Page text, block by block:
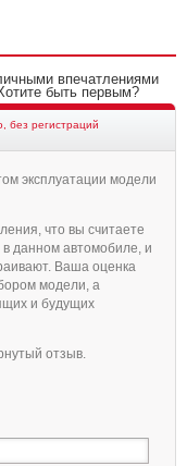
впечатлениями
Хотите быть первым?
без регистраций
эксплуатации модели
что вы считаете
данном автомобиле, и
Ваша оценка
модели, а
и будущих
отзыв.